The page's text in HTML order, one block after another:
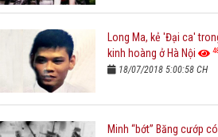
Long Ma, kẻ 'Đại ca'
kinh hoàng ở Hà Nội
18/07/2018 5:00:58 CH
Minh “bớt” Băng cướp